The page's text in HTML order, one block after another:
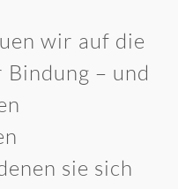
wir auf die
– und
sie sich